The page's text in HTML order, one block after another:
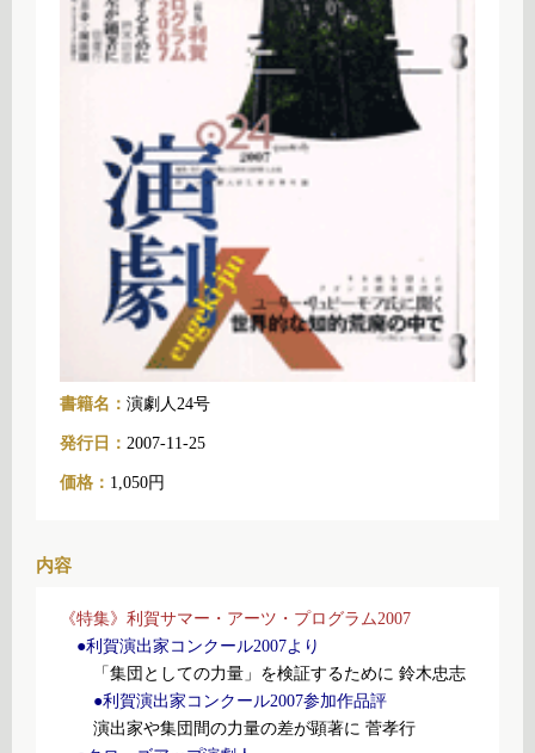
書籍名： 演劇人24号
発行日： 2007-11-25
価格： 1,050円
内容
《特集》利賀サマー・アーツ・プログラム2007
●利賀演出家コンクール2007より
「集団としての力量」を検証するために 鈴木忠志
●利賀演出家コンクール2007参加作品評
演出家や集団間の力量の差が顕著に 菅孝行